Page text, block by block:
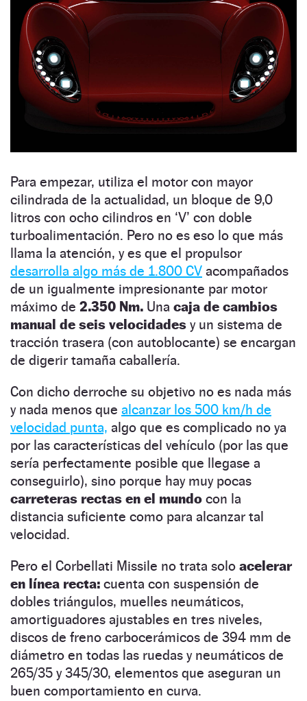
Para empezar, utiliza el motor con mayor
cilindrada de la actualidad, un bloque de 9,0
litros con ocho cilindros en ‘V’ con doble
turboalimentación. Pero no es eso lo que más
llama la atención, y es que el propulsor
desarrolla algo más de 1.800 CV acompañados
de un igualmente impresionante par motor
máximo de 2.350 Nm. Una caja de cambios
manual de seis velocidades y un sistema de
tracción trasera (con autoblocante) se encargan
de digerir tamaña caballería.
Con dicho derroche su objetivo no es nada más
y nada menos que alcanzar los 500 km/h de
velocidad punta, algo que es complicado no ya
por las características del vehículo (por las que
sería perfectamente posible que llegase a
conseguirlo), sino porque hay muy pocas
carreteras rectas en el mundo con la
distancia suficiente como para alcanzar tal
velocidad.
Pero el Corbellati Missile no trata solo acelerar
en línea recta: cuenta con suspensión de
dobles triángulos, muelles neumáticos,
amortiguadores ajustables en tres niveles,
discos de freno carbocerámicos de 394 mm de
diámetro en todas las ruedas y neumáticos de
265/35 y 345/30, elementos que aseguran un
buen comportamiento en curva.